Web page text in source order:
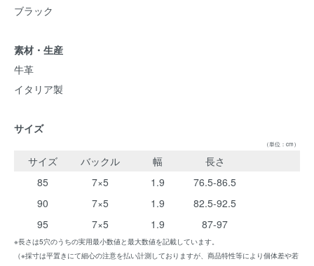
ブラック
素材・生産
牛革
イタリア製
サイズ
（単位：cm）
サイズ バックル 幅
長さ
85
7×5 1.9
76.5-86.5
90
7×5 1.9
82.5-92.5
95
7×5 1.9 87-97
※長さは5穴のうちの実用最小数値と最大数値を記載しています。
（※採寸は平置きにて細心の注意を払い計測しておりますが、商品特性等により個体差や若